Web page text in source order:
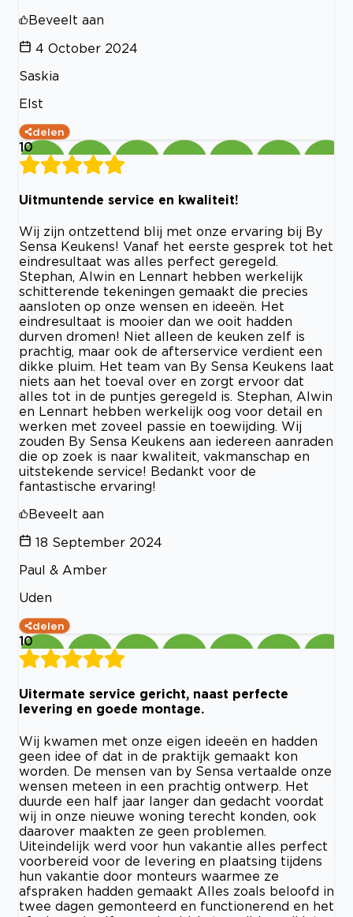
Beveelt aan
4 October 2024
Saskia
Elst
delen
10
Uitmuntende service en kwaliteit!
Wij zijn ontzettend blij met onze ervaring bij By
Sensa Keukens! Vanaf het eerste gesprek tot het
eindresultaat was alles perfect geregeld.
Stephan, Alwin en Lennart hebben werkelijk
schitterende tekeningen gemaakt die precies
aansloten op onze wensen en ideeën. Het
eindresultaat is mooier dan we ooit hadden
durven dromen! Niet alleen de keuken zelf is
prachtig, maar ook de afterservice verdient een
dikke pluim. Het team van By Sensa Keukens laat
niets aan het toeval over en zorgt ervoor dat
alles tot in de puntjes geregeld is. Stephan, Alwin
en Lennart hebben werkelijk oog voor detail en
werken met zoveel passie en toewijding. Wij
zouden By Sensa Keukens aan iedereen aanraden
die op zoek is naar kwaliteit, vakmanschap en
uitstekende service! Bedankt voor de
fantastische ervaring!
Beveelt aan
18 September 2024
Paul & Amber
Uden
delen
10
Uitermate service gericht, naast perfecte
levering en goede montage.
Wij kwamen met onze eigen ideeën en hadden
geen idee of dat in de praktijk gemaakt kon
worden. De mensen van by Sensa vertaalde onze
wensen meteen in een prachtig ontwerp. Het
duurde een half jaar langer dan gedacht voordat
wij in onze nieuwe woning terecht konden, ook
daarover maakten ze geen problemen.
Uiteindelijk werd voor hun vakantie alles perfect
voorbereid voor de levering en plaatsing tijdens
hun vakantie door monteurs waarmee ze
afspraken hadden gemaakt Alles zoals beloofd in
twee dagen gemonteerd en functionerend en het